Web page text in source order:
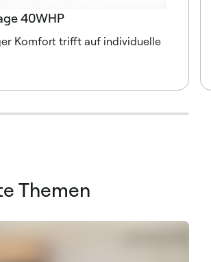
40WHP
Komfort trifft auf individuelle
Themen